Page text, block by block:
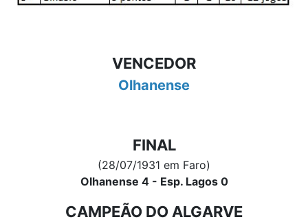
VENCEDOR
Olhanense
FINAL
(28/07/1931 em Faro)
Olhanense 4 - Esp. Lagos 0
CAMPEÃO DO ALGARVE